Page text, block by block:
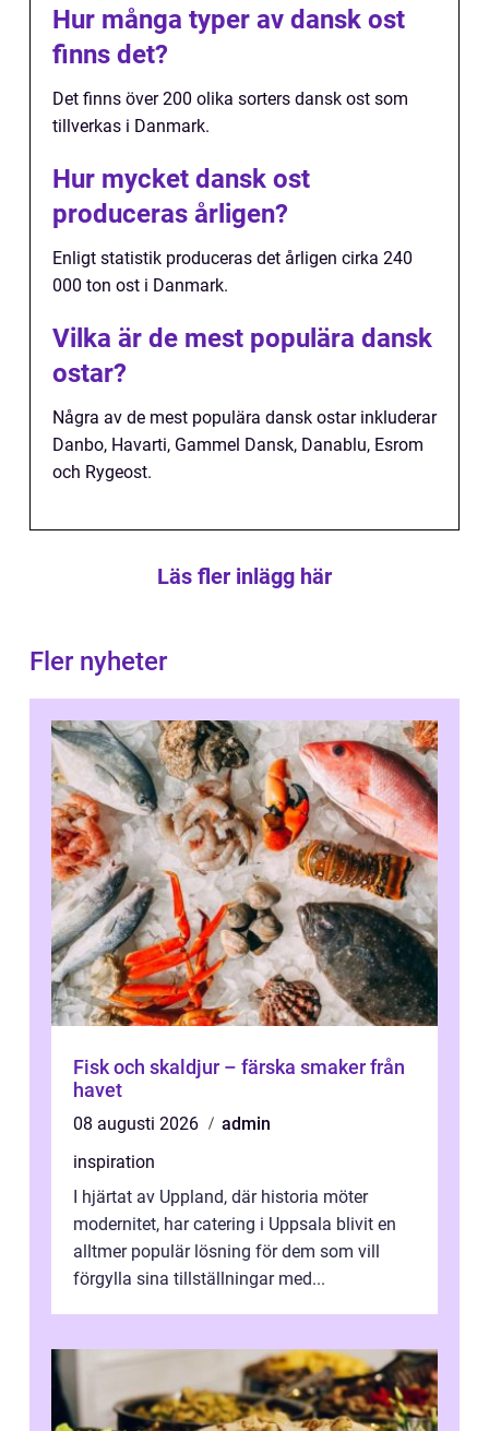
Hur många typer av dansk ost
finns det?
Det finns över 200 olika sorters dansk ost som
tillverkas i Danmark.
Hur mycket dansk ost
produceras årligen?
Enligt statistik produceras det årligen cirka 240
000 ton ost i Danmark.
Vilka är de mest populära dansk
ostar?
Några av de mest populära dansk ostar inkluderar
Danbo, Havarti, Gammel Dansk, Danablu, Esrom
och Rygeost.
Läs fler inlägg här
Fler nyheter
Fisk och skaldjur – färska smaker från
havet
08 augusti 2026
admin
inspiration
I hjärtat av Uppland, där historia möter
modernitet, har catering i Uppsala blivit en
alltmer populär lösning för dem som vill
förgylla sina tillställningar med...